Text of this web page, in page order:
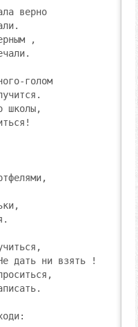
верно
,
голом
школы,
дать ни взять !